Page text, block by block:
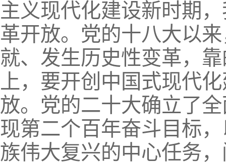
主义现代化建设新时期
革开放。党的十八大以
就、发生历史性变革，
上，要开创中国式现代
放。党的二十大确立了
现第二个百年奋斗目标
族伟大复兴的中心任务